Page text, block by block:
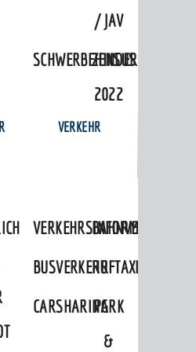
/ JAV
ZENSUS
2022
VERKEHR
VERKEHRSINFORMATIONEN
BAHNVERKEHR
BUSVERKEHRRUFTAXI
CARSHARINGPARK
&